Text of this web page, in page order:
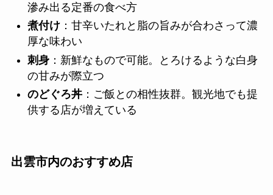
滲み出る定番の食べ方
煮付け：甘辛いたれと脂の旨みが合わさって濃
厚な味わい
刺身：新鮮なもので可能。とろけるような白身
の甘みが際立つ
のどぐろ丼：ご飯との相性抜群。観光地でも提
供する店が増えている
出雲市内のおすすめ店